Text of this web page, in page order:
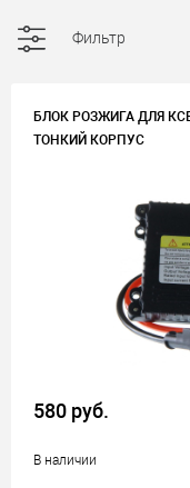
Фильтр
БЛОК РОЗЖИГА ДЛЯ
ТОНКИЙ КОРПУС
580 руб.
В наличии